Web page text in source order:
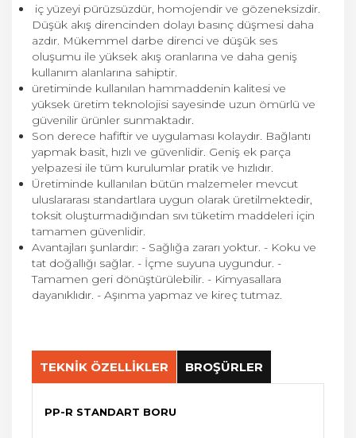
iç yüzeyi pürüzsüzdür, homojendir ve gözeneksizdir.
Düşük akış direncinden dolayı basınç düşmesi daha
azdır. Mükemmel darbe direnci ve düşük ses
oluşumu ile yüksek akış oranlarına ve daha geniş
kullanım alanlarına sahiptir.
üretiminde kullanılan hammaddenin kalitesi ve
yüksek üretim teknolojisi sayesinde uzun ömürlü ve
güvenilir ürünler sunmaktadır.
Son derece hafiftir ve uygulaması kolaydır. Bağlantı
yapmak basit, hızlı ve güvenlidir. Geniş ek parça
yelpazesi ile tüm kurulumlar pratik ve hızlıdır.
Üretiminde kullanılan bütün malzemeler mevcut
uluslararası standartlara uygun olarak üretilmektedir,
toksit oluşturmadığından sıvı tüketim maddeleri için
tamamen güvenlidir.
Avantajları şunlardır: - Sağlığa zararı yoktur. - Koku ve
tat doğallığı sağlar. - İçme suyuna uygundur. -
Tamamen geri dönüştürülebilir. - Kimyasallara
dayanıklıdır. - Aşınma yapmaz ve kireç tutmaz.
TEKNİK ÖZELLİKLER BROŞÜRLER
PP-R STANDART BORU